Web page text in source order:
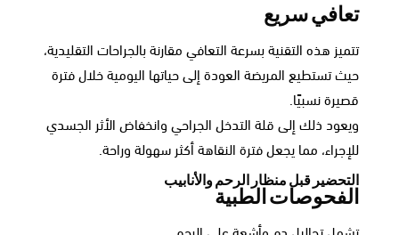
تعافي سريع
تتميز هذه التقنية بسرعة التعافي مقارنة بالجراحات التقليدية،
حيث تستطيع المريضة العودة إلى حياتها اليومية خلال فترة
قصيرة نسبيًا.
ويعود ذلك إلى قلة التدخل الجراحي وانخفاض الأثر الجسدي
للإجراء، مما يجعل فترة النقاهة أكثر سهولة وراحة.
التحضير قبل منظار الرحم والأنابيب
الفحوصات الطبية